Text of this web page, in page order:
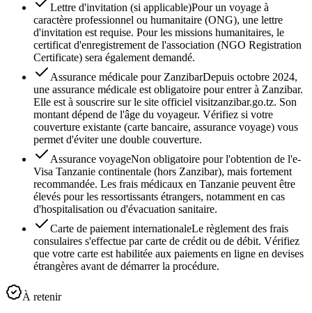
Lettre d'invitation (si applicable)Pour un voyage à
caractère professionnel ou humanitaire (ONG), une lettre
d'invitation est requise. Pour les missions humanitaires, le
certificat d'enregistrement de l'association (NGO Registration
Certificate) sera également demandé.
Assurance médicale pour ZanzibarDepuis octobre 2024,
une assurance médicale est obligatoire pour entrer à Zanzibar.
Elle est à souscrire sur le site officiel visitzanzibar.go.tz. Son
montant dépend de l'âge du voyageur. Vérifiez si votre
couverture existante (carte bancaire, assurance voyage) vous
permet d'éviter une double couverture.
Assurance voyageNon obligatoire pour l'obtention de l'e-
Visa Tanzanie continentale (hors Zanzibar), mais fortement
recommandée. Les frais médicaux en Tanzanie peuvent être
élevés pour les ressortissants étrangers, notamment en cas
d'hospitalisation ou d'évacuation sanitaire.
Carte de paiement internationaleLe règlement des frais
consulaires s'effectue par carte de crédit ou de débit. Vérifiez
que votre carte est habilitée aux paiements en ligne en devises
étrangères avant de démarrer la procédure.
À retenir